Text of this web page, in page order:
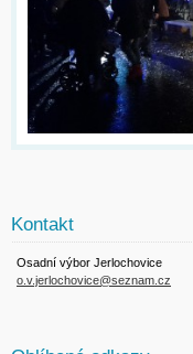
Kontakt
Osadní výbor Jerlochovice
o.v.jerlochovice@seznam.cz